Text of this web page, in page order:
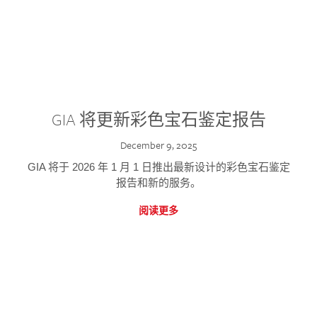
GIA 将更新彩色宝石鉴定报告
December 9, 2025
GIA 将于 2026 年 1 月 1 日推出最新设计的彩色宝石鉴定
报告和新的服务。
阅读更多